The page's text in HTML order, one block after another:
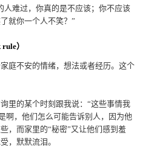
人难过，你真的是不应该；你不应该
就你一个人不笑？”
）
庭不安的情绪，想法或者经历。这个
里的某个时刻跟我说：“这些事情我
啊，他们怎么可能告诉别人，因为他
，而家里的“秘密”又让他们感到羞
，默默流泪。